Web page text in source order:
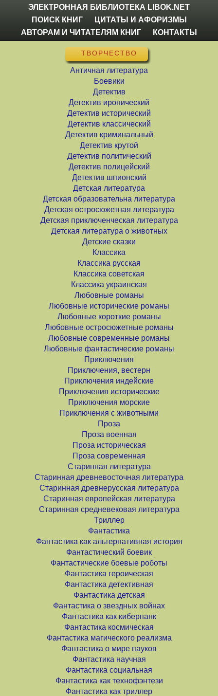
ЭЛЕКТРОННАЯ БИБЛИОТЕКА LIBOK.NET
ПОИСК КНИГ
ЦИТАТЫ И АФОРИЗМЫ
АВТОРАМ И ЧИТАТЕЛЯМ КНИГ
КОНТАКТЫ
ТВОРЧЕСТВО
Античная литература
Боевики
Детектив
Детектив иронический
Детектив исторический
Детектив классический
Детектив криминальный
Детектив крутой
Детектив политический
Детектив полицейский
Детектив шпионский
Детская литература
Детская образовательна литература
Детская остросюжетная литература
Детская приключенческая литература
Детская литература о животных
Детские сказки
Классика
Классика русская
Классика советская
Классика украинская
Любовные романы
Любовные исторические романы
Любовные короткие романы
Любовные остросюжетные романы
Любовные современные романы
Любовные фантастические романы
Приключения
Приключения, вестерн
Приключения индейские
Приключения исторические
Приключения морские
Приключения с животными
Проза
Проза военная
Проза историческая
Проза современная
Старинная литература
Старинная древневосточная литература
Старинная древнерусская литература
Старинная европейская литература
Старинная средневековая литература
Триллер
Фантастика
Фантастика как альтернативная история
Фантастический боевик
Фантастические боевые роботы
Фантастика героическая
Фантастика детективная
Фантастика детская
Фантастика о звездных войнах
Фантастика как киберпанк
Фантастика космическая
Фантастика магического реализма
Фантастика о мире пауков
Фантастика научная
Фантастика социальная
Фантастика как технофэнтези
Фантастика как триллер